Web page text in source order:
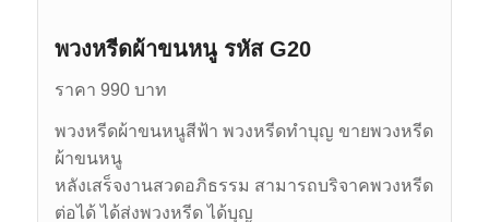
พวงหรีดผ้าขนหนู รหัส G20
ราคา 990 บาท
พวงหรีดผ้าขนหนูสีฟ้า พวงหรีดทำบุญ ขายพวงหรีด
ผ้าขนหนู
หลังเสร็จงานสวดอภิธรรม สามารถบริจาคพวงหรีด
ต่อได้ ได้ส่งพวงหรีด ได้บุญ